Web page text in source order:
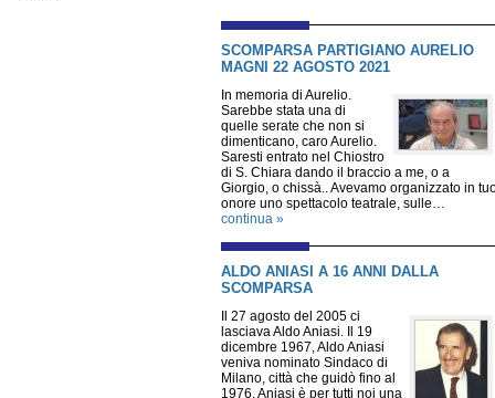
SCOMPARSA PARTIGIANO AURELIO
MAGNI 22 AGOSTO 2021
In memoria di Aurelio.
Sarebbe stata una di
quelle serate che non si
dimenticano, caro Aurelio.
Saresti entrato nel Chiostro
di S. Chiara dando il braccio a me, o a
Giorgio, o chissà.. Avevamo organizzato in
onore uno spettacolo teatrale, sulle…
continua »
ALDO ANIASI A 16 ANNI DALLA
SCOMPARSA
Il 27 agosto del 2005 ci
lasciava Aldo Aniasi. Il 19
dicembre 1967, Aldo Aniasi
veniva nominato Sindaco di
Milano, città che guidò fino al
1976. Aniasi è per tutti noi una